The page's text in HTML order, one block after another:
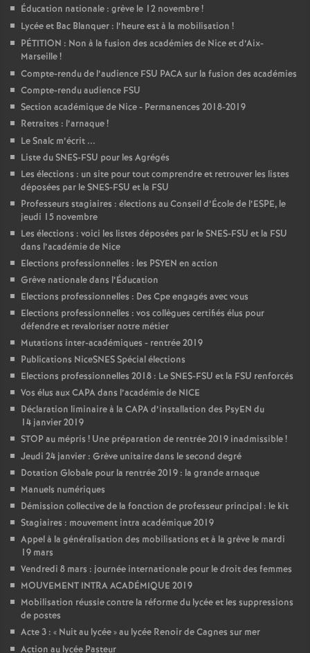
Éducation nationale : grève le 12 novembre!
Lycée et Bac Blanquer : l’heure est à la mobilisation !
PÉTITION : Non à la fusion des académies de Nice et d’Aix-
Marseille!
Compte-rendu de l’audience FSU PACA sur la fusion des académies
Compte-rendu audience FSU
Section académique de Nice - Permanences 2018-2019
Retraites : l’arnaque!
Le Snalc m’écrit ...
Liste du SNES-FSU pour les Agrégés
Les élections : un site pour tout comprendre et retrouver les listes
déposées par le SNES-FSU et la FSU
Professeurs stagiaires : élections au Conseil d’École de l’ESPE, le
jeudi 15 novembre
Les élections : voici les listes déposées par le SNES-FSU et la FSU
dans l’académie de Nice
Elections professionnelles : les PSYEN en action
Grève nationale dans l’Éducation
Elections professionnelles : Des Cpe engagés avec vous
Elections professionnelles : vos collègues certifiés élus pour
défendre et revaloriser notre métier
Mutations inter-académiques - rentrée 2019
Publications NiceSNES Spécial élections
Elections professionnelles 2018 : Le SNES-FSU et la FSU renforcés
Vos élus aux CAPA dans l’académie de NICE
Déclaration liminaire à la CAPA d’installation des PsyEN du
14 janvier 2019
STOP au mépris ! Une préparation de rentrée 2019 inadmissible!
Jeudi 24 janvier : Grève unitaire dans le second degré
Dotation Globale pour la rentrée 2019 : la grande arnaque
Manuels numériques
Démission collective de la fonction de professeur principal : le kit
Stagiaires : mouvement intra académique 2019
Appel à la généralisation des mobilisations et à la grève le mardi
19 mars
Vendredi 8 mars : journée internationale pour le droit des femmes
MOUVEMENT INTRA ACADÉMIQUE 2019
Mobilisation réussie contre la réforme du lycée et les suppressions
de postes
Acte 3 : « Nuit au lycée» au lycée Renoir de Cagnes sur mer
Action au lycée Pasteur